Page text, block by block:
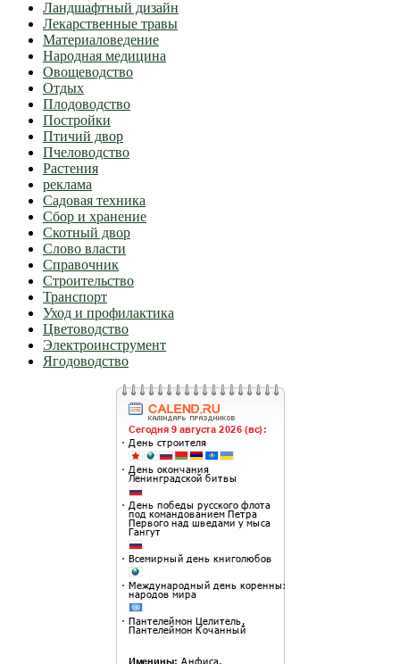
Ландшафтный дизайн
Лекарственные травы
Материаловедение
Народная медицина
Овощеводство
Отдых
Плодоводство
Постройки
Птичий двор
Пчеловодство
Растения
реклама
Садовая техника
Сбор и хранение
Скотный двор
Слово власти
Справочник
Строительство
Транспорт
Уход и профилактика
Цветоводство
Электроинструмент
Ягодоводство